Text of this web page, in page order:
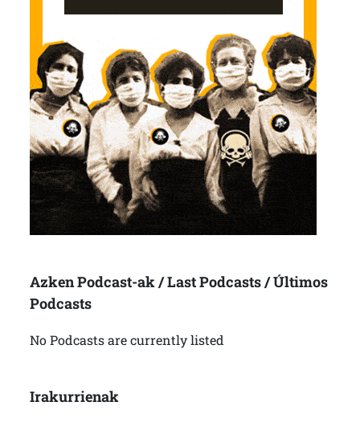
Azken Podcast-ak / Last Podcasts / Últimos
Podcasts
No Podcasts are currently listed
Irakurrienak